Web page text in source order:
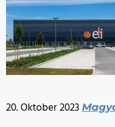
20. Oktober 2023